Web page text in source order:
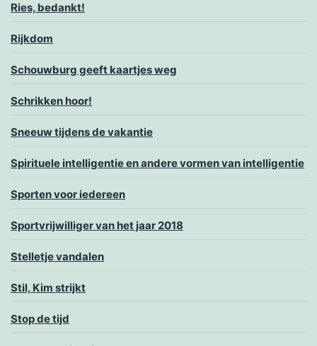
Ries, bedankt!
Rijkdom
Schouwburg geeft kaartjes weg
Schrikken hoor!
Sneeuw tijdens de vakantie
Spirituele intelligentie en andere vormen van intelligentie
Sporten voor iedereen
Sportvrijwilliger van het jaar 2018
Stelletje vandalen
Stil, Kim strijkt
Stop de tijd